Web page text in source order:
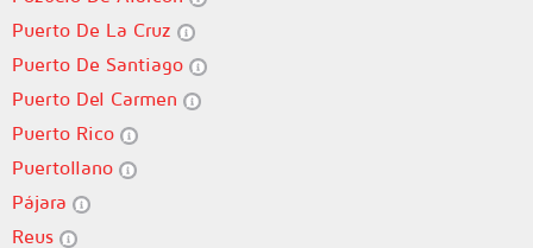
Puerto De La Cruz
Puerto De Santiago
Puerto Del Carmen
Puerto Rico
Puertollano
Pájara
Reus